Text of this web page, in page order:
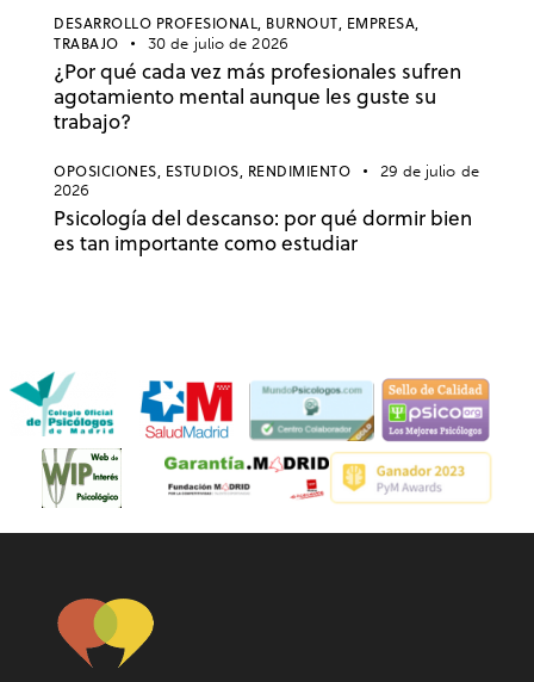
DESARROLLO PROFESIONAL, BURNOUT, EMPRESA,
TRABAJO
30 de julio de 2026
¿Por qué cada vez más profesionales sufren
agotamiento mental aunque les guste su
trabajo?
OPOSICIONES, ESTUDIOS, RENDIMIENTO
29 de julio de
2026
Psicología del descanso: por qué dormir bien
es tan importante como estudiar